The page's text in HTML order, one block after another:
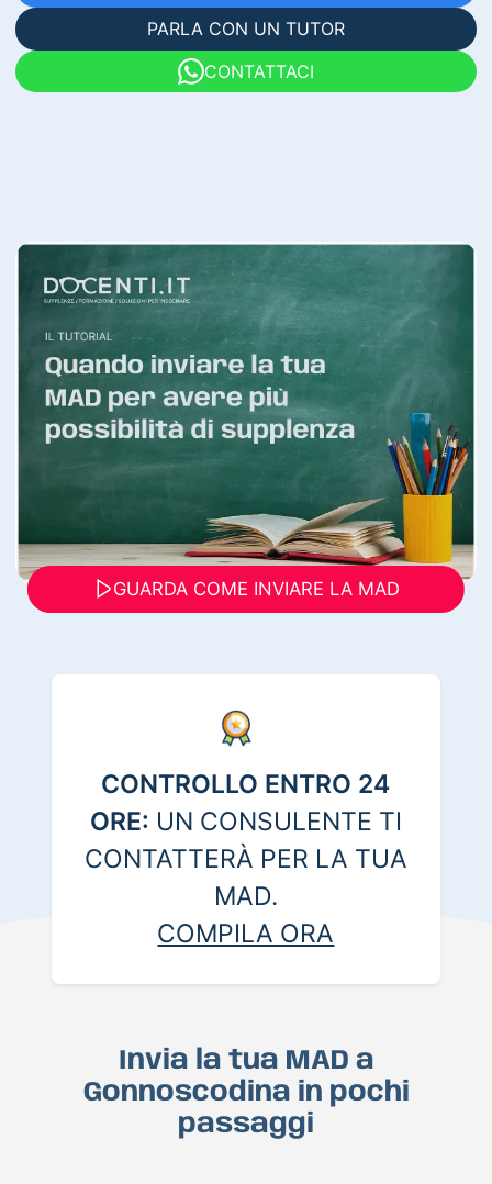
PARLA CON UN TUTOR
CONTATTACI
GUARDA COME INVIARE LA MAD
CONTROLLO ENTRO 24
ORE: UN CONSULENTE TI
CONTATTERÀ PER LA TUA
MAD.
COMPILA ORA
Invia la tua MAD a
Gonnoscodina in pochi
passaggi